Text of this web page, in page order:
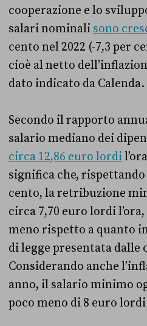
cooperazione e lo
salari nominali sono
cento nel 2022 (-7,3 per
cioè al netto
dato indicato da Calenda.
Secondo il rapporto
salario mediano dei
circa 12,86 euro lordi
significa che, rispettando
cento, la retribuzione
circa 7,70 euro lordi
meno rispetto a quanto
di legge presentata dalle
Considerando anche
anno, il salario minimo
poco meno di 8 euro lordi